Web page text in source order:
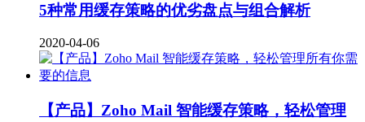
5种常用缓存策略的优劣盘点与组合解析
2020-04-06
【产品】Zoho Mail 智能缓存策略，轻松管理